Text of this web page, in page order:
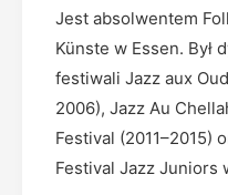
Jest absolwentem
Künste w Essen. Był
festiwali Jazz aux
2006), Jazz Au
Festival (2011–2015)
Festival Jazz Juniors